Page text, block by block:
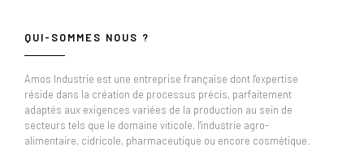
QUI-SOMMES NOUS ?
Amos Industrie est une entreprise française dont l'expertise
réside dans la création de processus précis, parfaitement
adaptés aux exigences variées de la production au sein de
secteurs tels que le domaine viticole, l'industrie agro-
alimentaire, cidricole, pharmaceutique ou encore cosmétique.